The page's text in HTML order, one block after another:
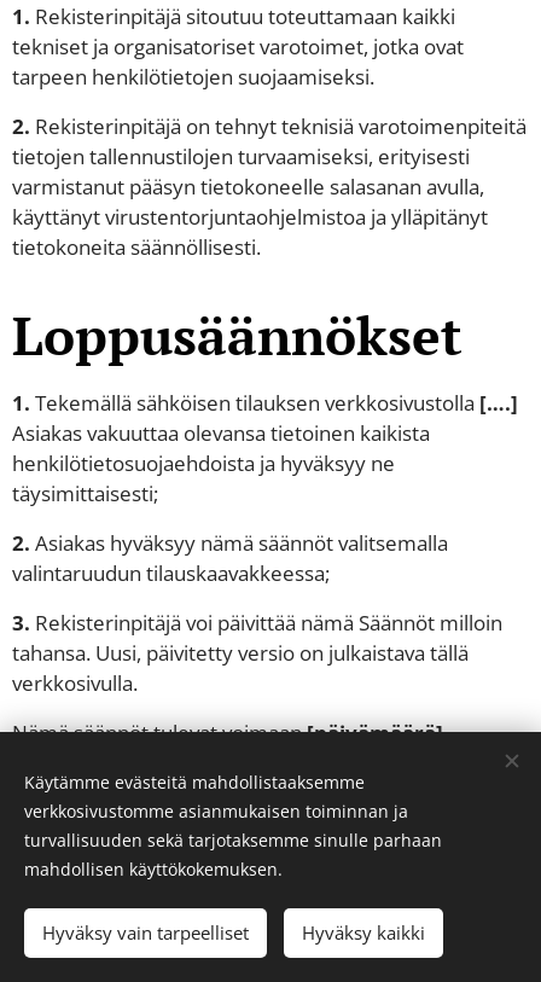
1. Rekisterinpitäjä sitoutuu toteuttamaan kaikki
tekniset ja organisatoriset varotoimet, jotka ovat
tarpeen henkilötietojen suojaamiseksi.
2. Rekisterinpitäjä on tehnyt teknisiä varotoimenpiteitä
tietojen tallennustilojen turvaamiseksi, erityisesti
varmistanut pääsyn tietokoneelle salasanan avulla,
käyttänyt virustentorjuntaohjelmistoa ja ylläpitänyt
tietokoneita säännöllisesti.
Loppusäännökset
1. Tekemällä sähköisen tilauksen verkkosivustolla [….]
Asiakas vakuuttaa olevansa tietoinen kaikista
henkilötietosuojaehdoista ja hyväksyy ne
täysimittaisesti;
2. Asiakas hyväksyy nämä säännöt valitsemalla
valintaruudun tilauskaavakkeessa;
3. Rekisterinpitäjä voi päivittää nämä Säännöt milloin
tahansa. Uusi, päivitetty versio on julkaistava tällä
verkkosivulla.
Nämä säännöt tulevat voimaan[päivämäärä]
© 2024 Kaikki oikeudet pidätetään
Kalos
Evästeet
Käytämme evästeitä mahdollistaaksemme
verkkosivustomme asianmukaisen toiminnan ja
turvallisuuden sekä tarjotaksemme sinulle parhaan
mahdollisen käyttökokemuksen.
Hyväksy vain tarpeelliset Hyväksy kaikki